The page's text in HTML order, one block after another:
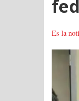
Es la